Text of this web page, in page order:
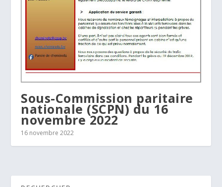
Sous-Commission paritaire
nationale (SCPN) du 16
novembre 2022
16 novembre 2022